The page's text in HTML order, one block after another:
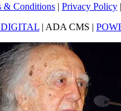
& Conditions | Privacy Policy |
| ADA CMS |